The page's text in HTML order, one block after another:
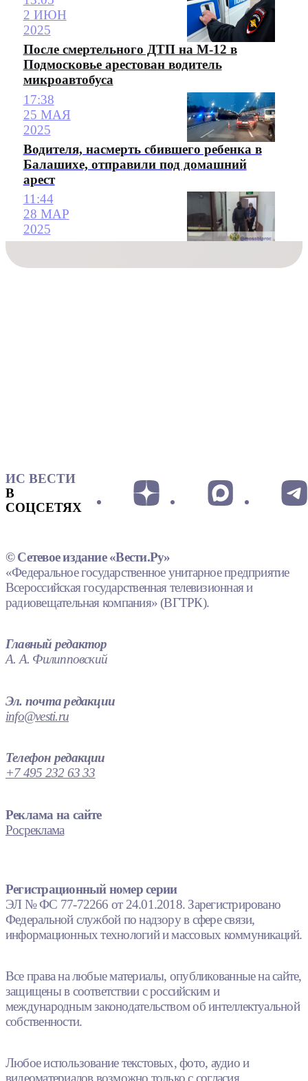
2 ИЮН
2025
После смертельного ДТП на М-12 в
Подмосковье арестован водитель
микроавтобуса
17:38
25 МАЯ
2025
Водителя, насмерть сбившего ребенка в
Балашихе, отправили под домашний
арест
11:44
28 МАР
2025
ИС ВЕСТИ
В
СОЦСЕТЯХ
© Сетевое издание «Вести.Ру»
«Федеральное государственное унитарное предприятие
Всероссийская государственная телевизионная и
радиовещательная компания» (ВГТРК).
Главный редактор
А. А. Филипповский
Эл. почта редакции
info@vesti.ru
Телефон редакции
+7 495 232 63 33
Реклама на сайте
Росреклама
Регистрационный номер серии
ЭЛ № ФС 77-72266 от 24.01.2018. Зарегистрировано
Федеральной службой по надзору в сфере связи,
информационных технологий и массовых коммуникаций.
Все права на любые материалы, опубликованные на сайте,
защищены в соответствии с российским и
международным законодательством об интеллектуальной
собственности.
Любое использование текстовых, фото, аудио и
видеоматериалов возможно только с согласия